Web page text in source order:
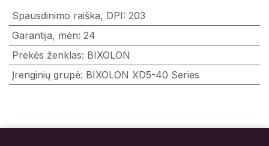
Spausdinimo raiška, DPI: 203
Garantija, mėn: 24
Prekės ženklas: BIXOLON
Įrenginių grupė: BIXOLON XD5-40 Series